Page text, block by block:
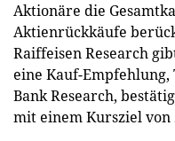
Aktionäre die
Aktienrückkäufe
Raiffeisen Research
eine Kauf-Empfehlung,
Bank Research,
mit einem Kursziel von